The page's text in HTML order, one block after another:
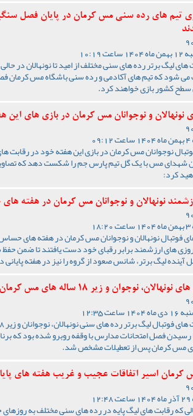
تیم های رده سنی مس کرمان در پایان فصل
10:19
های لیگ برتر رده های سنی مختلف از امید تا نونهالان در
می شود که تیم های آکادمی و رده سنی باشگاه مس کرمان
سطح کشور بازی خواهند کرد.
نونهالان و نوجوانان مس کرمان در بازی های این
نوجوانان مس کرمان در بازی این هفته خود در رقابت
شهدای مس با یک گل تیم پارس جم را شکست دهد که
کرد:
نونهالان و نوجوانان مس کرمان در هفته
فوتبال نونهالان و نوجوانان مس کرمان در هفته های
های ارزشمند برابر رقبای خود دست یافتند تا ضمن
لیگ برتر، شانس صعود از گروه را نیز در هفته
نوجوان و زیر 18 ساله های مس کرمان پس از تعطیلات
ساعت 12:35
فصل امتحانات مدارس با وقفه روبرو شده بود که
مس کرمان پس از تعطیلات مشخص شد.
کرمان اسیر اتفاقات عجیب و غریب هفته های
که رقابت های لیگ پایه در رده های سنی مختلف به